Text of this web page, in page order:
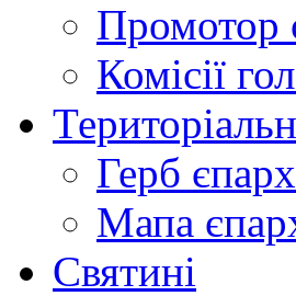
Промотор
Комісії
Герб
Мапа
Святині